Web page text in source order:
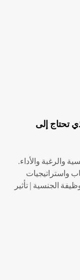
تحتاج إلى
والرغبة والأداء.
واستراتيجيات
الجنسية | تأثير